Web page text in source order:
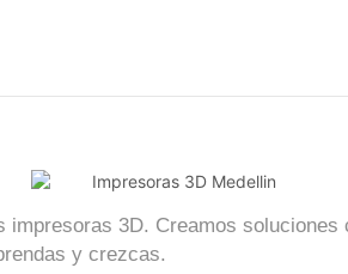
impresoras 3D. Creamos soluciones
y crezcas.